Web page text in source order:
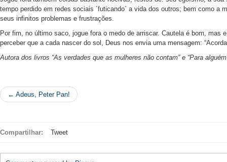
tempo perdido em redes sociais ´futicando´ a vida dos outros; bem como a
seus infinitos problemas e frustrações.
Por fim, no último saco, jogue fora o medo de arriscar. Cautela é bom, mas
perceber que a cada nascer do sol, Deus nos envia uma mensagem:
Autora dos livros “As verdades que as mulheres não contam” e “Para
← Adeus, Peter Pan!
Compartilhar: Tweet